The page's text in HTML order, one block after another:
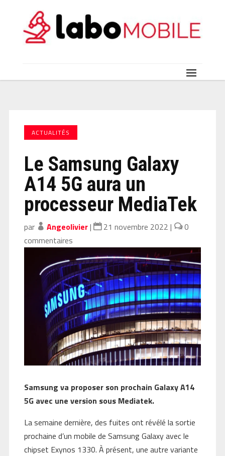
ACTUALITÉS
Le Samsung Galaxy
A14 5G aura un
processeur MediaTek
par Angeolivier| 21 novembre 2022 |
0
commentaires
Samsung va proposer son prochain Galaxy A14
5G avec une version sous Mediatek.
La semaine dernière, des fuites ont révélé la sortie
prochaine d’un mobile de Samsung Galaxy avec le
chipset Exynos 1330. À présent, une autre variante